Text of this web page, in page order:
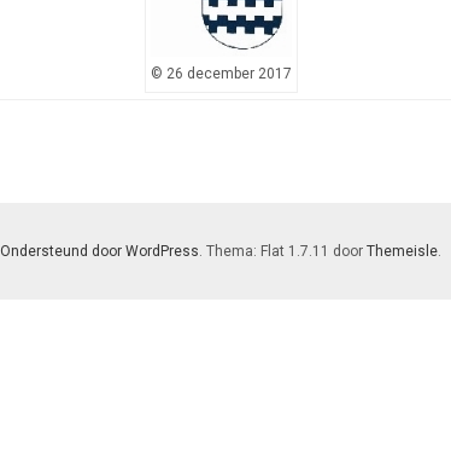
© 26 december 2017
Ondersteund door WordPress. Thema: Flat 1.7.11 door Themeisle.